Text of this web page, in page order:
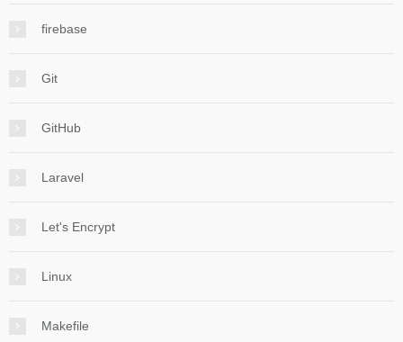
firebase
Git
GitHub
Laravel
Let's Encrypt
Linux
Makefile